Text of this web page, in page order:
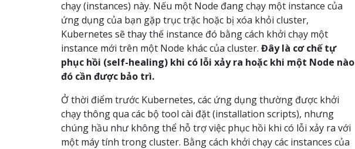
chạy (instances) này. Nếu một Node đang chạy một instance của
ứng dụng của bạn gặp trục trặc hoặc bị xóa khỏi cluster,
Kubernetes sẽ thay thế instance đó bằng cách khởi chạy một
instance mới trên một Node khác của cluster. Đây là cơ chế tự
phục hồi (self-healing) khi có lỗi xảy ra hoặc khi một Node nào
đó cần được bảo trì.
Ở thời điểm trước Kubernetes, các ứng dụng thường được khởi
chạy thông qua các bộ tool cài đặt (installation scripts), nhưng
chúng hầu như không thể hỗ trợ việc phục hồi khi có lỗi xảy ra với
một máy tính trong cluster. Bằng cách khởi chạy các instances của